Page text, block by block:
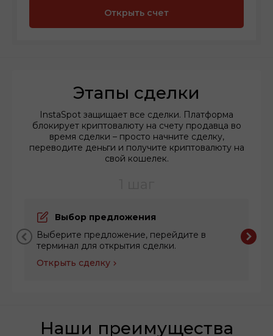
Открыть счет
Этапы сделки
InstaSpot защищает все сделки. Платформа
блокирует криптовалюту на счету продавца во
время сделки – просто начните сделку,
переводите деньги и получите криптовалюту на
свой кошелек.
Выбор предложения
Выберите предложение, перейдите в
терминал для открытия сделки.
Открыть сделку
Наши преимущества